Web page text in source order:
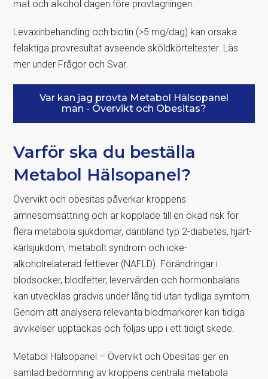
mat och alkohol dagen före provtagningen.
Levaxinbehandling och biotin (>5 mg/dag) kan orsaka
felaktiga provresultat avseende sköldkörteltester. Läs
mer under Frågor och Svar.
Var kan jag provta Metabol Hälsopanel
man - Övervikt och Obesitas?
Varför ska du beställa
Metabol Hälsopanel?
Övervikt och obesitas påverkar kroppens
ämnesomsättning och är kopplade till en ökad risk för
flera metabola sjukdomar, däribland typ 2-diabetes, hjärt-
kärlsjukdom, metabolt syndrom och icke-
alkoholrelaterad fettlever (NAFLD). Förändringar i
blodsocker, blodfetter, levervärden och hormonbalans
kan utvecklas gradvis under lång tid utan tydliga symtom.
Genom att analysera relevanta blodmarkörer kan tidiga
avvikelser upptäckas och följas upp i ett tidigt skede.
Metabol Hälsopanel – Övervikt och Obesitas ger en
samlad bedömning av kroppens centrala metabola